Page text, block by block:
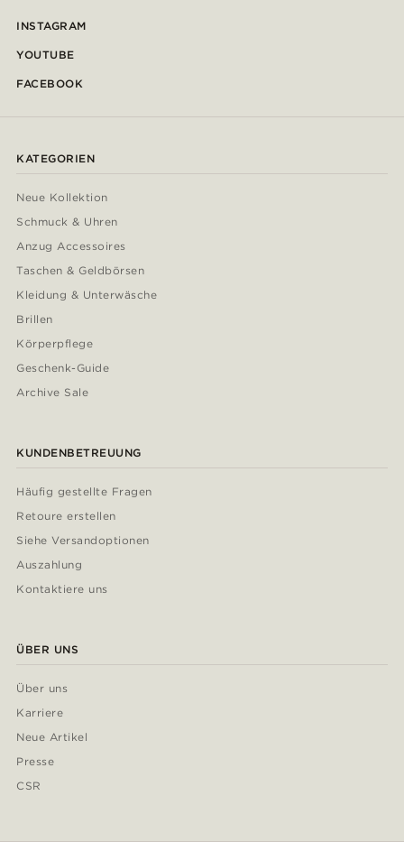
INSTAGRAM
YOUTUBE
FACEBOOK
KATEGORIEN
Neue Kollektion
Schmuck & Uhren
Anzug Accessoires
Taschen & Geldbörsen
Kleidung & Unterwäsche
Brillen
Körperpflege
Geschenk-Guide
Archive Sale
KUNDENBETREUUNG
Häufig gestellte Fragen
Retoure erstellen
Siehe Versandoptionen
Auszahlung
Kontaktiere uns
ÜBER UNS
Über uns
Karriere
Neue Artikel
Presse
CSR